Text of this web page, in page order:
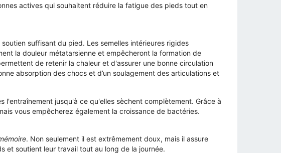
actives qui souhaitent réduire la fatigue des pieds tout en
suffisant du pied. Les semelles intérieures rigides
la douleur métatarsienne et empêcheront la formation de
de retenir la chaleur et d'assurer une bonne circulation
absorption des chocs et d’un soulagement des articulations et
l'entraînement jusqu'à ce qu'elles sèchent complètement. Grâce à
vous empêcherez également la croissance de bactéries.
. Non seulement il est extrêmement doux, mais il assure
et soutient leur travail tout au long de la journée.